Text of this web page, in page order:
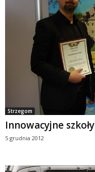
Strzegom
Innowacyjne szkoły
5 grudnia 2012